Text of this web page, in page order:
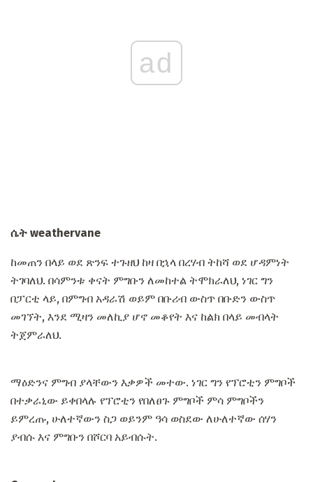
ad
ሴት weathervane
ከመጠን በላይ ወደ ጽንፍ ተጉዘህ ከዛ በኋላ በረሃብ ትከሻ ወደ ሆዳምነት
ትገባለህ. በሳምንቱ ቀናት ምግቡን ለመከተል ትሞክራለህ, ነገር ግን
በፓርቲ ላይ, በምግብ አዳራሽ ወይም በቡሪብ ውስጥ በቡድን ውስጥ
መገኘት, እንደ ሚዛን መለኪያ ሆኖ መቆየት እና ከልክ በላይ መብላት
ትጀምራለህ.
ማዕድንና ምግብ ያላቸውን እቃዎች መተው. ነገር ግን የፕሮቲን ምግቦች
በተቃራኒው ይቀበላሉ የፕሮቲን የበለፀጉ ምግቦች ምሳ ምግቦችን
ይምረጡ, ሁለተኛውን ስጋ ወይንም ዓሳ ወስደው ለሁለተኛው ሰሃን
ያብሱ እና ምግቡን በሾርባ አይብሱት.